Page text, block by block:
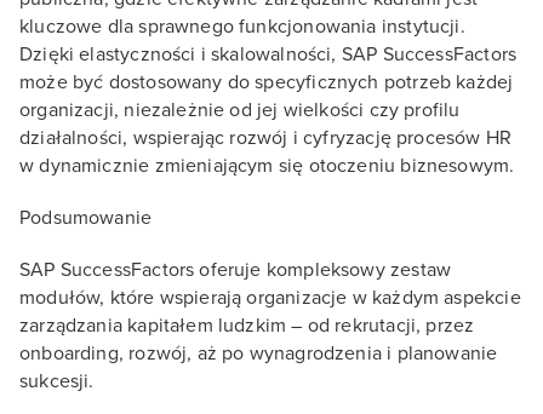
kluczowe dla sprawnego funkcjonowania instytucji.
Dzięki elastyczności i skalowalności, SAP SuccessFactors
może być dostosowany do specyficznych potrzeb każdej
organizacji, niezależnie od jej wielkości czy profilu
działalności, wspierając rozwój i cyfryzację procesów HR
w dynamicznie zmieniającym się otoczeniu biznesowym.
Podsumowanie
SAP SuccessFactors oferuje kompleksowy zestaw
modułów, które wspierają organizacje w każdym aspekcie
zarządzania kapitałem ludzkim – od rekrutacji, przez
onboarding, rozwój, aż po wynagrodzenia i planowanie
sukcesji.